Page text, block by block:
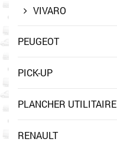
VIVARO
PEUGEOT
PICK-UP
PLANCHER UTILITAIRE
RENAULT